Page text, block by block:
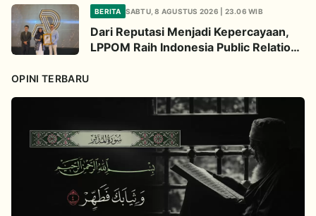
BERITA SABTU, 8 AGUSTUS 2026 | 23.06 WIB
Dari Reputasi Menjadi Kepercayaan,
LPPOM Raih Indonesia Public Relations
OPINI TERBARU